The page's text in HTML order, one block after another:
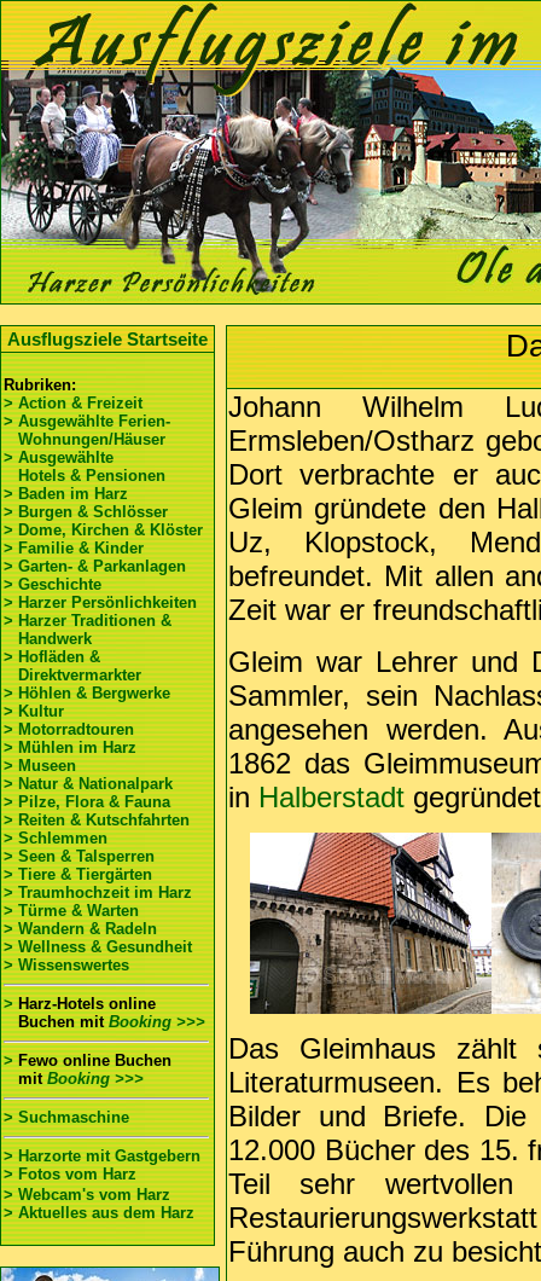
Ausflugsziele Startseite
Rubriken:
> Action & Freizeit
> Ausgewählte Ferien-
Wohnungen/Häuser
> Ausgewählte
Hotels & Pensionen
> Baden im Harz
> Burgen & Schlösser
> Dome, Kirchen & Klöster
> Familie & Kinder
> Garten- & Parkanlagen
> Geschichte
> Harzer Persönlichkeiten
> Harzer Traditionen &
Handwerk
> Hofläden &
Direktvermarkter
> Höhlen & Bergwerke
> Kultur
> Motorradtouren
> Mühlen im Harz
> Museen
> Natur & Nationalpark
> Pilze, Flora & Fauna
> Reiten & Kutschfahrten
> Schlemmen
> Seen & Talsperren
> Tiere & Tiergärten
> Traumhochzeit im Harz
> Türme & Warten
> Wandern & Radeln
> Wellness & Gesundheit
> Wissenswertes
>Harz-Hotels online
Buchen mit Booking >>>
>Fewo online Buchen
mit Booking >>>
> Suchmaschine
> Harzorte mit Gastgebern
> Fotos vom Harz
> Webcam's vom Harz
> Aktuelles aus dem Harz
Johann Wilhelm
Ermsleben/Ostharz
Dort verbrachte er
Gleim gründete den
Uz, Klopstock,
befreundet. Mit allen
Zeit war er
Gleim war Lehrer und
Sammler, sein
angesehen werden.
1862 das
in Halberstadt
Das Gleimhaus zählt
Literaturmuseen. Es
Bilder und Briefe. Die
12.000 Bücher des 15.
Teil sehr wertvollen
Führung auch zu